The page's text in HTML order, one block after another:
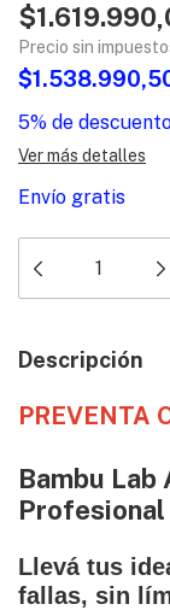
Precio sin
5% de
Ver más detalles
Envío gratis
Descripción
PREVENTA
Bambu Lab
Llevá tus
fallas, sin